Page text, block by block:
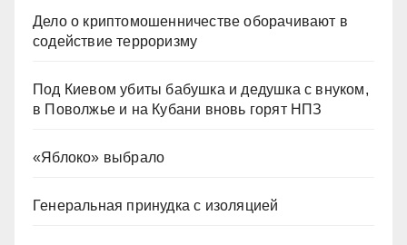
Дело о криптомошенничестве оборачивают в
содействие терроризму
Под Киевом убиты бабушка и дедушка с внуком,
в Поволжье и на Кубани вновь горят НПЗ
«Яблоко» выбрало
Генеральная принудка с изоляцией